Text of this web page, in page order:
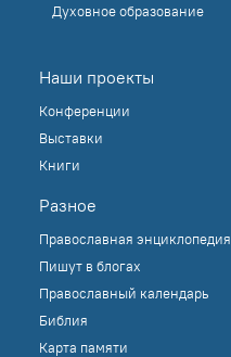
Духовное образование
Наши проекты
Конференции
Выставки
Книги
Разное
Православная энциклопедия
Пишут в блогах
Православный календарь
Библия
Карта памяти